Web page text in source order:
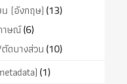
(อังกฤษ) (13)
าษณ์(6)
ดบางส่วน (10)
(1)